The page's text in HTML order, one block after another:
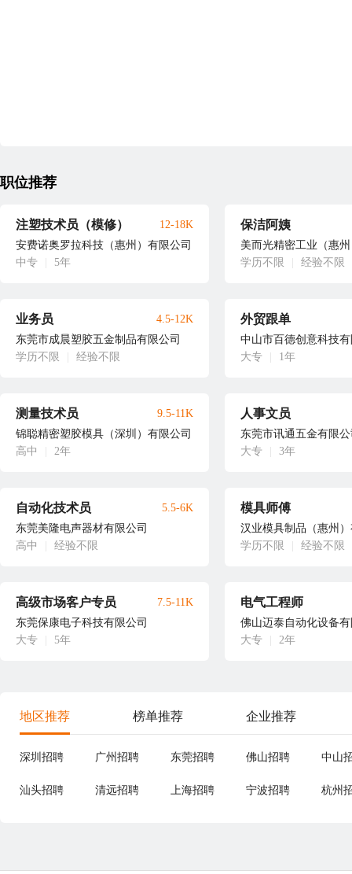
职位推荐
注塑技术员（模修）
安费诺奥罗拉科技（惠州）有限公司
中专
5年
12-18K 保洁阿姨
美而光精密工业（惠
学历不限
经验不限
业务员
东莞市成晨塑胶五金制品有限公司
学历不限
经验不限
4.5-12K 外贸跟单
中山市百德创意科技
大专
1年
测量技术员
锦聪精密塑胶模具（深圳）有限公司
高中
2年
9.5-11K 人事文员
东莞市讯通五金有限
大专
3年
自动化技术员
东莞美隆电声器材有限公司
高中
经验不限
5.5-6K 模具师傅
汉业模具制品（惠州
学历不限
经验不限
高级市场客户专员
东莞保康电子科技有限公司
大专
5年
7.5-11K 电气工程师
佛山迈泰自动化设备
大专
2年
地区推荐 榜单推荐 企业推荐
深圳招聘 广州招聘 东莞招聘 佛山招聘 中山
汕头招聘 清远招聘 上海招聘 宁波招聘 杭州